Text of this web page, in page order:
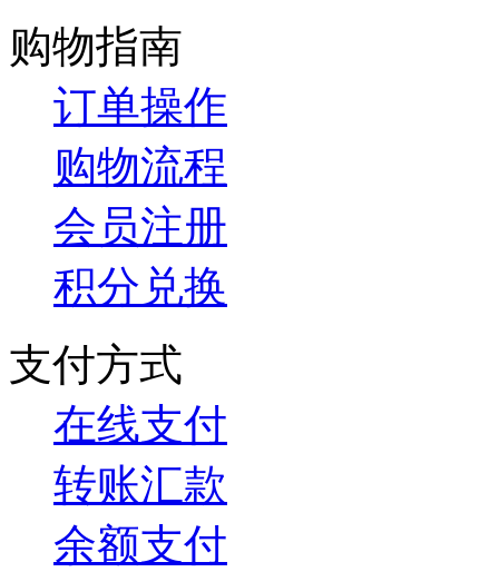
购物指南
订单操作
购物流程
会员注册
积分兑换
支付方式
在线支付
转账汇款
余额支付